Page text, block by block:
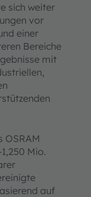
sich weiter
vor
einer
Bereiche
mit
OSRAM
Mio.
auf